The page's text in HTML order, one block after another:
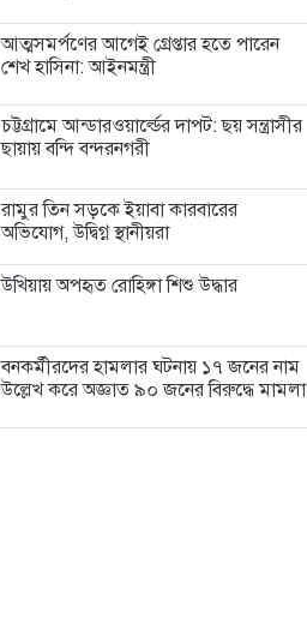
আত্মসমর্পণের আগেই গ্রেপ্তার হতে পারেন
শেখ হাসিনা: আইনমন্ত্রী
চট্টগ্রামে আন্ডারওয়ার্ল্ডের দাপট: ছয় সন্ত্রাসীর
ছায়ায় বন্দি বন্দরনগরী
রামুর তিন সড়কে ইয়াবা কারবারের
অভিযোগ, উদ্বিগ্ন স্থানীয়রা
উখিয়ায় অপহৃত রোহিঙ্গা শিশু উদ্ধার
বনকর্মীরদের হামলার ঘটনায় ১৭ জনের নাম
উল্লেখ করে অজ্ঞাত ৯০ জনের বিরুদ্ধে মামলা